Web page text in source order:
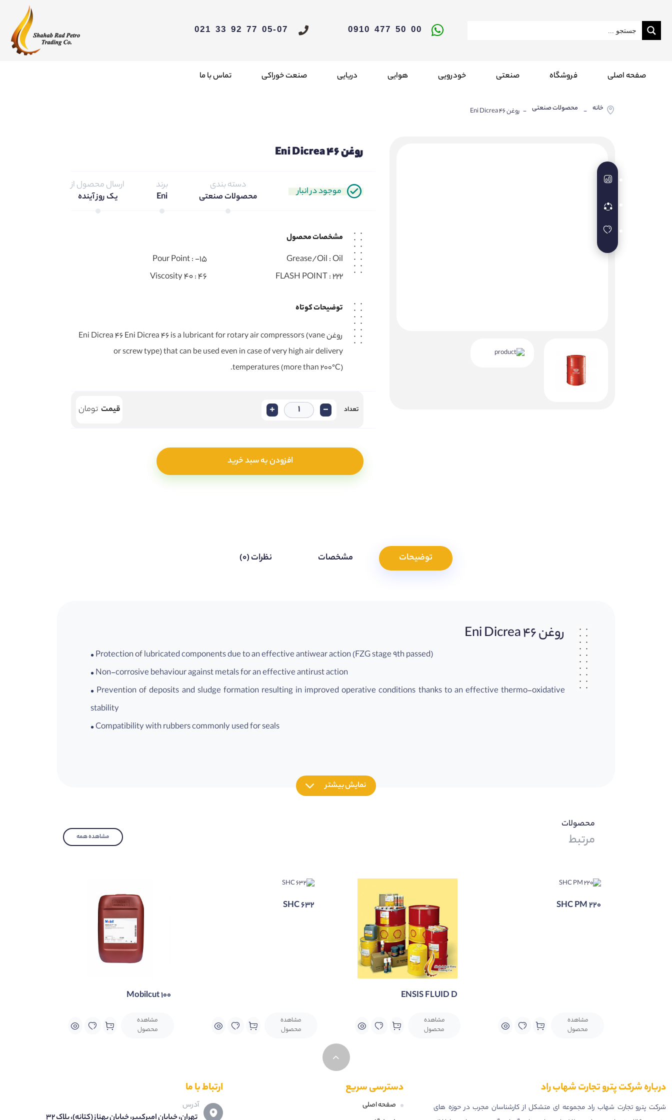
00 50 477 0910
05-07 77 92 33 021
صفحه اصلی فروشگاه صنعتی خودرویی هوایی دریایی صنعت خوراکی تماس با ما
خانه - محصولات صنعتی - روغن Eni Dicrea 46
روغن Eni Dicrea 46
موجود در انبار
دسته بندی
محصولات صنعتی
برند
Eni
ارسال محصول از
یک روز آینده
مشخصات محصول
Grease/Oil :Oil
Pour Point :-15
FLASH POINT :222
Viscosity 40 :46
توضیحات کوتاه
روغن Eni Dicrea 46 Eni Dicrea 46 is a lubricant for rotary air compressors (vane
or screw type) that can be used even in case of very high air delivery
temperatures (more than 200°C).
تعداد -
+ قیمت تومان
افزودن به سبد خرید
توضیحات مشخصات نظرات (0)
روغن Eni Dicrea 46
• Protection of lubricated components due to an effective antiwear action (FZG stage 9th passed)
• Non-corrosive behaviour against metals for an effective antirust action
• Prevention of deposits and sludge formation resulting in improved operative conditions thanks to an effective thermo-oxidative
stability
• Compatibility with rubbers commonly used for seals
نمایش بیشتر
محصولات
مرتبط مشاهده همه
SHC PM 220
مشاهده
محصول
ENSIS FLUID D
مشاهده
محصول
SHC 632
مشاهده
محصول
Mobilcut 100
مشاهده
محصول
درباره شرکت پترو تجارت شهاب راد
شرکت پترو تجارت شهاب راد مجموعه ای متشکل از کارشناسان مجرب در حوزه های
دسترسی سریع
صفحه اصلی
ارتباط با ما
آدرس